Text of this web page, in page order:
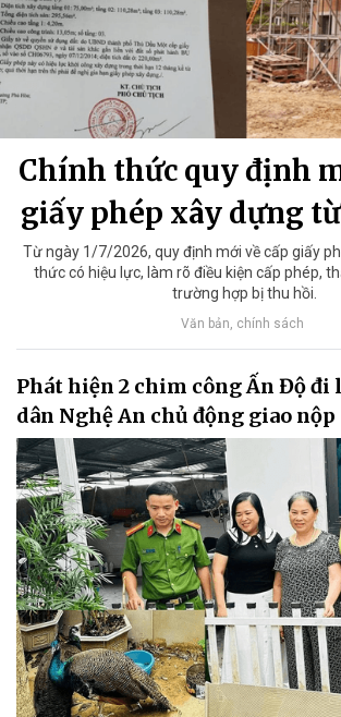
Chính thức quy định
giấy phép xây dựng
Từ ngày 1/7/2026, quy định mới về cấp giấy
thức có hiệu lực, làm rõ điều kiện cấp phép,
trường hợp bị thu hồi.
Văn bản, chính sách
Phát hiện 2 chim công Ấn Độ đi
dân Nghệ An chủ động giao nộp